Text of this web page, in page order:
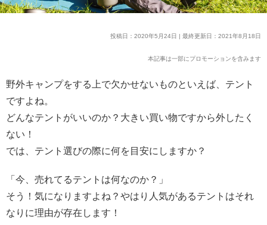
投稿日：2020年5月24日 | 最終更新日：2021年8月18日
本記事は一部にプロモーションを含みます
野外キャンプをする上で欠かせないものといえば、テント
ですよね。
どんなテントがいいのか？大きい買い物ですから外したく
ない！
では、テント選びの際に何を目安にしますか？
「今、売れてるテントは何なのか？」
そう！気になりますよね？やはり人気があるテントはそれ
なりに理由が存在します！